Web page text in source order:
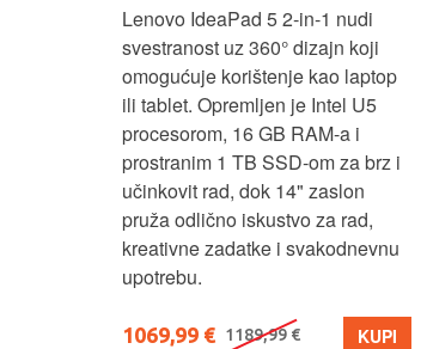
Lenovo IdeaPad 5 2‑in‑1 nudi
svestranost uz 360° dizajn koji
omogućuje korištenje kao laptop
ili tablet. Opremljen je Intel U5
procesorom, 16 GB RAM-a i
prostranim 1 TB SSD‑om za brz i
učinkovit rad, dok 14" zaslon
pruža odlično iskustvo za rad,
kreativne zadatke i svakodnevnu
upotrebu.
1069,99 € 1189,99 € KUPI